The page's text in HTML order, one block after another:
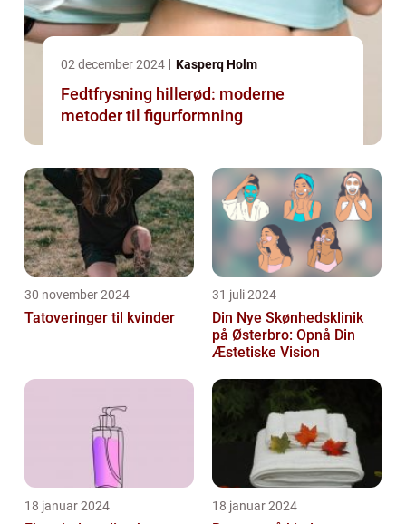
02 december 2024 Kasperq Holm
Fedtfrysning hillerød: moderne
metoder til figurformning
30 november 2024
Tatoveringer til kvinder
31 juli 2024
Din Nye Skønhedsklinik
på Østerbro: Opnå Din
Æstetiske Vision
18 januar 2024 18 januar 2024